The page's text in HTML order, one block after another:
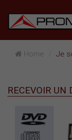
Home Je
RECEVOIR UN